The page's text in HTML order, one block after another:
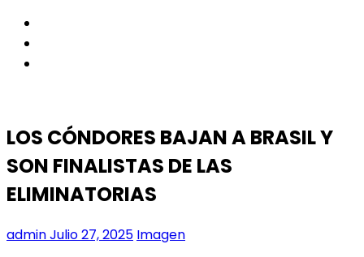
LOS CÓNDORES BAJAN A BRASIL Y
SON FINALISTAS DE LAS
ELIMINATORIAS
adminJulio 27, 2025 Imagen